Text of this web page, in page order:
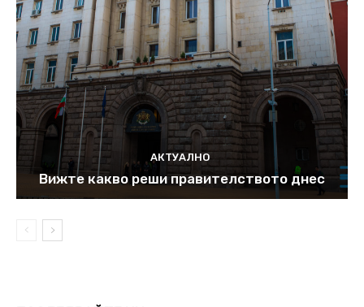
АКТУАЛНО
Вижте какво реши правителството днес